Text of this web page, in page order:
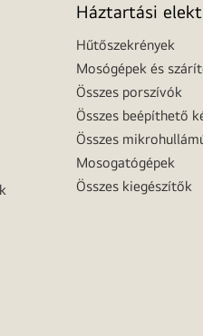
Háztartási
Hűtőszekrények
Mosógépek és
Összes porszívók
Összes beépíthető
Összes
Mosogatógépek
Összes kiegészítők